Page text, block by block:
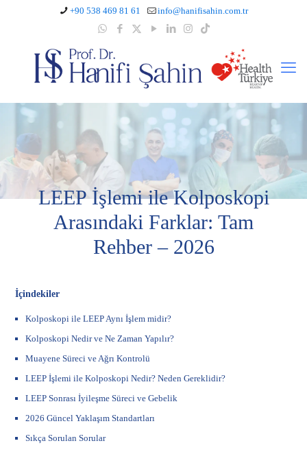
+90 538 469 81 61 info@hanifisahin.com.tr
LEEP İşlemi ile Kolposkopi
Arasındaki Farklar: Tam
Rehber – 2026
İçindekiler
Kolposkopi ile LEEP Aynı İşlem midir?
Kolposkopi Nedir ve Ne Zaman Yapılır?
Muayene Süreci ve Ağrı Kontrolü
LEEP İşlemi ile Kolposkopi Nedir? Neden Gereklidir?
LEEP Sonrası İyileşme Süreci ve Gebelik
2026 Güncel Yaklaşım Standartları
Sıkça Sorulan Sorular